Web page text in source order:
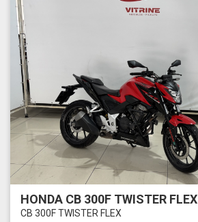
HONDA CB 300F TWISTER FLEX
CB 300F TWISTER FLEX